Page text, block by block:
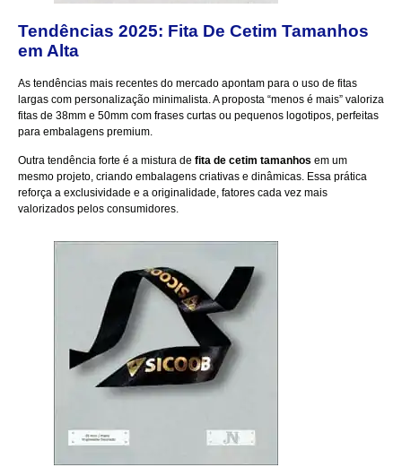
Tendências 2025: Fita De Cetim Tamanhos
em Alta
As tendências mais recentes do mercado apontam para o uso de fitas
largas com personalização minimalista. A proposta “menos é mais” valoriza
fitas de 38mm e 50mm com frases curtas ou pequenos logotipos, perfeitas
para embalagens premium.
Outra tendência forte é a mistura de fita de cetim tamanhos em um
mesmo projeto, criando embalagens criativas e dinâmicas. Essa prática
reforça a exclusividade e a originalidade, fatores cada vez mais
valorizados pelos consumidores.